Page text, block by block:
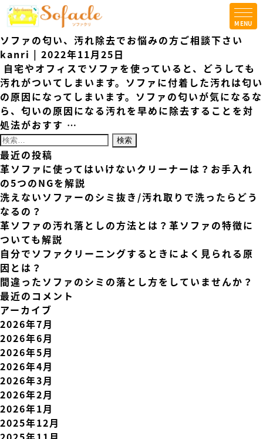
MENU
TOPICS
コラム
会社案内
法人の方はこちら
お問合せ
ソファの匂い、汚れ除去でお悩みの方ご相談下さい
kanri | 2022年11月25日
自宅やオフィスでソファを使っていると、どうしても
汚れがついてしまいます。ソファに付着した汚れは匂い
の原因になってしまいます。ソファの匂いが気になるな
ら、匂いの原因になる汚れを早めに除去することを対
処法がおすす …
検索:
最近の投稿
革ソファに使ってはいけないクリーナーは？お手入れ
の5つのNGを解説
洗えないソファーのシミ抜き/汚れ取りで洗ったらどう
なるの？
革ソファの汚れ落としの方法とは？革ソファの特徴に
ついても解説
自分でソファクリーニングするときによく見られる原
因とは？
間違ったソファのシミの落とし方をしていませんか？
最近のコメント
アーカイブ
2026年7月
2026年6月
2026年5月
2026年4月
2026年3月
2026年2月
2026年1月
2025年12月